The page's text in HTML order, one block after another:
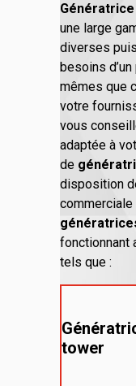
une large
diverses
besoins
mêmes que
votre
vous
adaptée à
de
disposition
fonctionnant
tels que :
tower